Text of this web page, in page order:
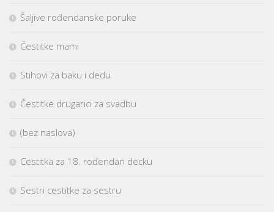
Šaljive rođendanske poruke
Čestitke mami
Stihovi za baku i dedu
Čestitke drugarici za svadbu
(bez naslova)
Cestitka za 18. rođendan decku
Sestri cestitke za sestru